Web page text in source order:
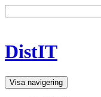
DistIT
Visa navigering